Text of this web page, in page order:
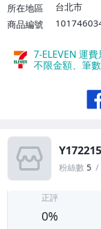
所在地區
台北市
商品編號
7-ELEVEN 運
不限金額、筆
粉絲數 5
正評
0%